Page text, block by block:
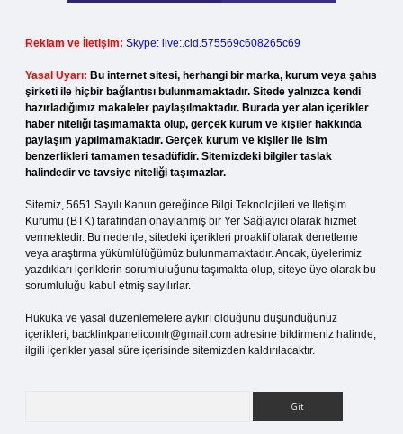
Reklam ve İletişim: Skype: live:.cid.575569c608265c69
Yasal Uyarı: Bu internet sitesi, herhangi bir marka, kurum veya şahıs
şirketi ile hiçbir bağlantısı bulunmamaktadır. Sitede yalnızca kendi
hazırladığımız makaleler paylaşılmaktadır. Burada yer alan içerikler
haber niteliği taşımamakta olup, gerçek kurum ve kişiler hakkında
paylaşım yapılmamaktadır. Gerçek kurum ve kişiler ile isim
benzerlikleri tamamen tesadüfidir. Sitemizdeki bilgiler taslak
halindedir ve tavsiye niteliği taşımazlar.
Sitemiz, 5651 Sayılı Kanun gereğince Bilgi Teknolojileri ve İletişim
Kurumu (BTK) tarafından onaylanmış bir Yer Sağlayıcı olarak hizmet
vermektedir. Bu nedenle, sitedeki içerikleri proaktif olarak denetleme
veya araştırma yükümlülüğümüz bulunmamaktadır. Ancak, üyelerimiz
yazdıkları içeriklerin sorumluluğunu taşımakta olup, siteye üye olarak bu
sorumluluğu kabul etmiş sayılırlar.
Hukuka ve yasal düzenlemelere aykırı olduğunu düşündüğünüz
içerikleri, backlinkpanelicomtr@gmail.com adresine bildirmeniz halinde,
ilgili içerikler yasal süre içerisinde sitemizden kaldırılacaktır.